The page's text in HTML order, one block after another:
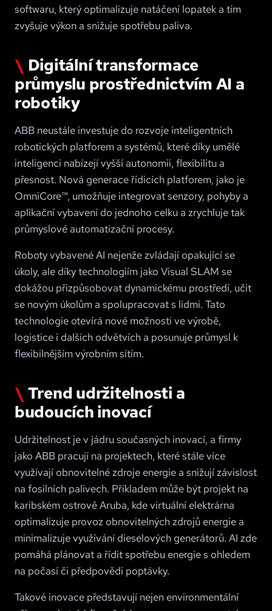
softwaru, který optimalizuje natáčení lopatek a tím
zvyšuje výkon a snižuje spotřebu paliva.
Digitální transformace
průmyslu prostřednictvím AI a
robotiky
ABB neustále investuje do rozvoje inteligentních
robotických platforem a systémů, které díky umělé
inteligenci nabízejí vyšší autonomii, flexibilitu a
přesnost. Nová generace řídicích platforem, jako je
OmniCore™, umožňuje integrovat senzory, pohyby a
aplikační vybavení do jednoho celku a zrychluje tak
průmyslové automatizační procesy.
Roboty vybavené AI nejenže zvládají opakující se
úkoly, ale díky technologiím jako Visual SLAM se
dokážou přizpůsobovat dynamickému prostředí, učit
se novým úkolům a spolupracovat s lidmi. Tato
technologie otevírá nové možnosti ve výrobě,
logistice i dalších odvětvích a posunuje průmysl k
flexibilnějším výrobním sítím.
Trend udržitelnosti a
budoucích inovací
Udržitelnost je v jádru současných inovací, a firmy
jako ABB pracují na projektech, které stále více
využívají obnovitelné zdroje energie a snižují závislost
na fosilních palivech. Příkladem může být projekt na
karibském ostrově Aruba, kde virtuální elektrárna
optimalizuje provoz obnovitelných zdrojů energie a
minimalizuje využívání dieselových generátorů. AI zde
pomáhá plánovat a řídit spotřebu energie s ohledem
na počasí či předpovědi poptávky.
Takové inovace představují nejen environmentální